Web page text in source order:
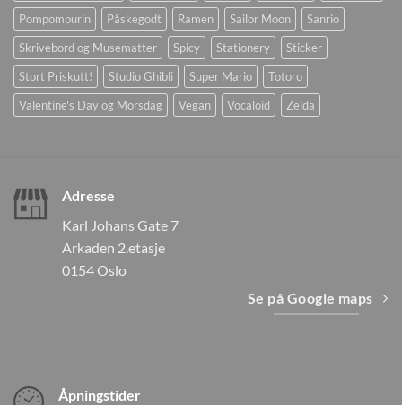
Pompompurin
Påskegodt Ramen Sailor Moon
Sanrio
Skrivebord og Musematter
Spicy Stationery
Sticker
Stort Priskutt!
Studio Ghibli Super Mario
Totoro
Valentine's Day og Morsdag
Vegan Vocaloid Zelda
Adresse
Karl Johans Gate 7
Arkaden 2.etasje
0154 Oslo
Se på Google maps
Åpningstider